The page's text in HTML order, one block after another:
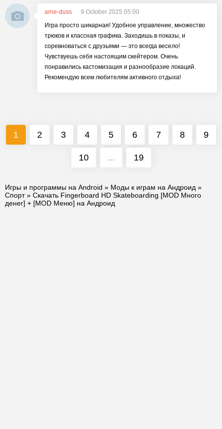
arne-duss
9 October 2025 05:00
Игра просто шикарная! Удобное управление, множество
трюков и классная графика. Заходишь в показы, и
соревноваться с друзьями — это всегда весело!
Чувствуешь себя настоящим скейтером. Очень
понравились кастомизация и разнообразие локаций.
Рекомендую всем любителям активного отдыха!
1 2 3 4 5 6 7 8 9
10 ... 19
Игры и программы на Android » Моды к играм на Андроид »
Спорт» Скачать Fingerboard HD Skateboarding [MOD Много
денег] + [MOD Меню] на Андроид